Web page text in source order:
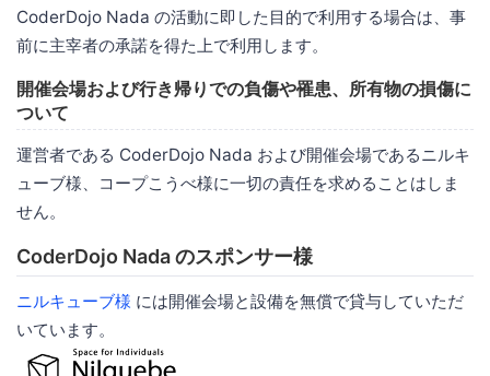
CoderDojo Nada の活動に即した目的で利用する場合は、事
前に主宰者の承諾を得た上で利用します。
開催会場および行き帰りでの負傷や罹患、所有物の損傷に
ついて
運営者である CoderDojo Nada および開催会場であるニルキ
ューブ様、コープこうべ様に一切の責任を求めることはしま
せん。
CoderDojo Nada のスポンサー様
ニルキューブ様 には開催会場と設備を無償で貸与していただ
いています。